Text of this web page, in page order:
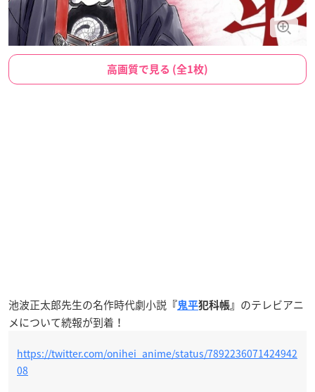
高画質で見る (全1枚)
池波正太郎先生の名作時代劇小説 『鬼平犯科帳』 のテレビアニ
メについて続報が到着！
https://twitter.com/onihei_anime/status/7892236071424942
08